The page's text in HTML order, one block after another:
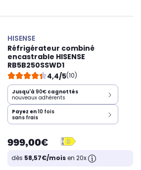
HISENSE
Réfrigérateur combiné
encastrable HISENSE
RB5B250SSWD1
4,4/5(10)
Jusqu'à 90€ cagnottés
nouveaux adhérents
Payez en10 fois
sans frais
999,00€
dès 58,57€/moisen 20x